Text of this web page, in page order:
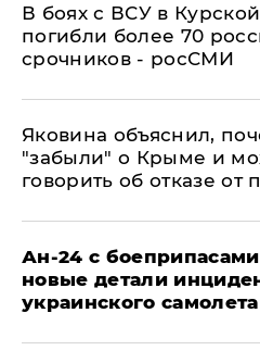
В боях с ВСУ в
погибли более 70
срочников - росСМИ
Яковина объяснил,
"забыли" о Крыме и
говорить об отказе от
Ан-24 с
новые детали
украинского